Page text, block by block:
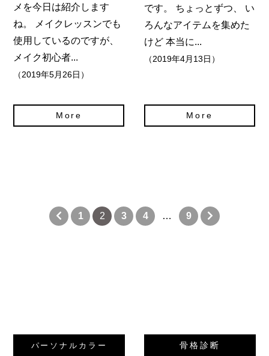
メを今日は紹介します
ね。 メイクレッスンでも
使用しているのですが、
メイク初心者...
（2019年5月26日）
More
です。 ちょっとずつ、 い
ろんなアイテムを集めた
けど 本当に...
（2019年4月13日）
More
1 2 3 4 … 9
パーソナルカラー 骨格診断